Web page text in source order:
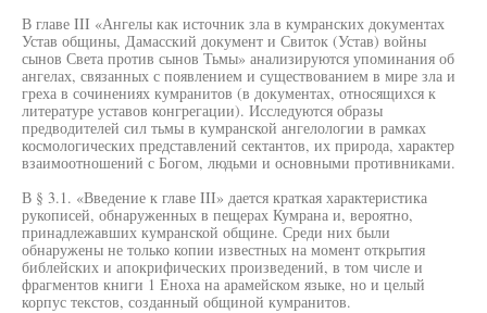
В главе III «Ангелы как источник зла в кумранских документах
Устав общины, Дамасский документ и Свиток (Устав) войны
сынов Света против сынов Тьмы» анализируются упоминания об
ангелах, связанных с появлением и существованием в мире зла и
греха в сочинениях кумранитов (в документах, относящихся к
литературе уставов конгрегации). Исследуются образы
предводителей сил тьмы в кумранской ангелологии в рамках
космологических представлений сектантов, их природа, характер
взаимоотношений с Богом, людьми и основными противниками.
В § 3.1. «Введение к главе III» дается краткая характеристика
рукописей, обнаруженных в пещерах Кумрана и, вероятно,
принадлежавших кумранской общине. Среди них были
обнаружены не только копии известных на момент открытия
библейских и апокрифических произведений, в том числе и
фрагментов книги 1 Еноха на арамейском языке, но и целый
корпус текстов, созданный общиной кумранитов.